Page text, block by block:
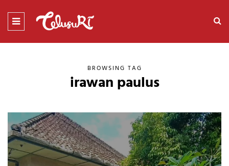
BROWSING TAG
irawan paulus